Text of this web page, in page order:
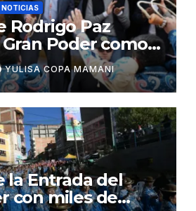
NOTICIAS
Rodrigo Paz
Poder como
identidad y
YULISA COPA MAMANI
la Entrada del
con miles de